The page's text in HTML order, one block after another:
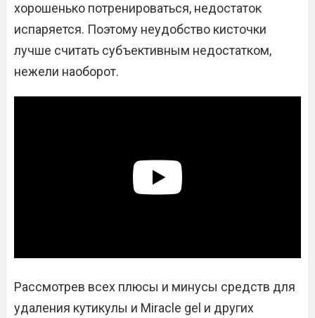
хорошенько потренироваться, недостаток
испаряется. Поэтому неудобство кисточки
лучше считать субъективным недостатком,
нежели наоборот.
Рассмотрев всех плюсы и минусы средств для
удаления кутикулы и Miracle gel и других